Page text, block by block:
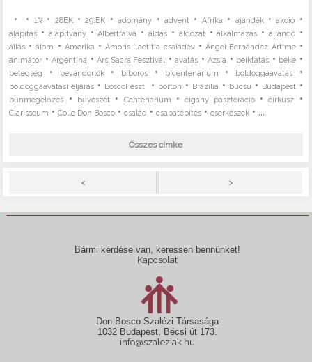
• • 1%• 28EK•29.EK •adomány •advent • Afrika • ajándék•akció •
alapítás • alapítvány•Albertfalva •áldás • áldozat •alkalmazás • állandó•
állás •álom • Amerika • Amoris Laetitia-családév •Ángel Fernández Artime•
animátor •Argentína •Ars Sacra Fesztivál •avatás •Ázsia • beiktatás • béke •
betegség • bevándorlók• bíboros • bicentenárium • boldoggáavatás•
boldoggáavatási eljárás • BoscoFeszt • börtön • Brazília • búcsú • Budapest •
bűnmegelőzés • bűvészet • Centenárium •cigány pasztoráció•cirkusz •
Clarisseum •Colle Don Bosco •család •csapatépítés •cserkészek • ...
Összes címke
< >
Bármi kérdése van, keressen bennünket!
Kapcsolat
Don Bosco Szalézi Társasága
1032 Budapest, Bécsi út 173.
info@szaleziak.hu